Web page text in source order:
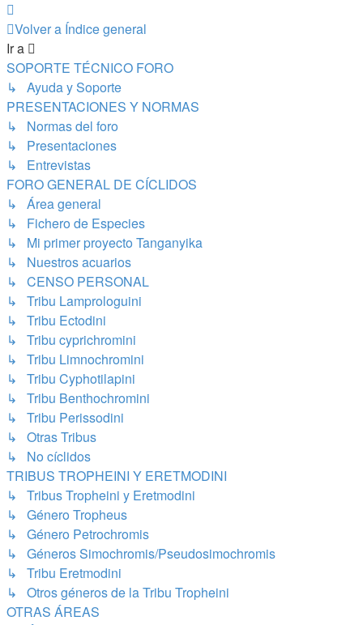
Volver a Índice general
Ir a
SOPORTE TÉCNICO FORO
↳ Ayuda y Soporte
PRESENTACIONES Y NORMAS
↳ Normas del foro
↳ Presentaciones
↳ Entrevistas
FORO GENERAL DE CÍCLIDOS
↳ Área general
↳ Fichero de Especies
↳ Mi primer proyecto Tanganyika
↳ Nuestros acuarios
↳ CENSO PERSONAL
↳ Tribu Lamprologuini
↳ Tribu Ectodini
↳ Tribu cyprichromini
↳ Tribu Limnochromini
↳ Tribu Cyphotilapini
↳ Tribu Benthochromini
↳ Tribu Perissodini
↳ Otras Tribus
↳ No cíclidos
TRIBUS TROPHEINI Y ERETMODINI
↳ Tribus Tropheini y Eretmodini
↳ Género Tropheus
↳ Género Petrochromis
↳ Géneros Simochromis/Pseudosimochromis
↳ Tribu Eretmodini
↳ Otros géneros de la Tribu Tropheini
OTRAS ÁREAS